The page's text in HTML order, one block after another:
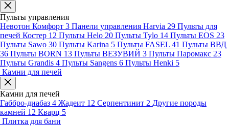
Пульты управления
Невотон Комфорт 3 Панели управления Harvia 29 Пульты для
печей Костер 12 Пульты Helo 20 Пульты Tylo 14 Пульты EOS 23
Пульты Sawo 30 Пульты Karina 5 Пульты FASEL 41 Пульты ВВД
36 Пульты BORN 13 Пульты ВЕЗУВИЙ 3 Пульты Паромакс 23
Пульты Grandis 4 Пульты Sangens 6 Пульты Henki 5
Камни для печей
Камни для печей
Габбро-диабаз 4 Жадеит 12 Серпентинит 2 Другие породы
камней 12 Кварц 5
Плитка для бани